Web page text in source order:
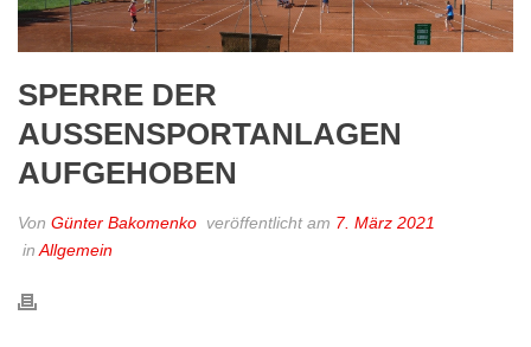
SPERRE DER
AUSSENSPORTANLAGEN A
UFGEHOBEN
Von Günter Bakomenko veröffentlicht am 7. März 2021
in Allgemein